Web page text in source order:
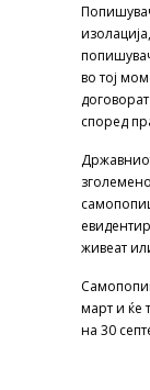
во тој
според
живеат
март и ќе
на 30